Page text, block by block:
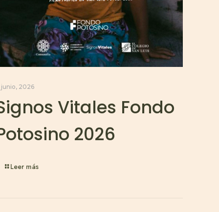
junio, 2026
Vitales Fondo
2026
Leer más